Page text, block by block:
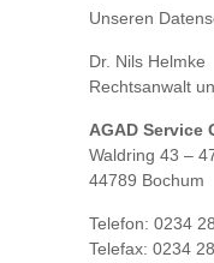
Unseren
Dr. Nils Helmke
Rechtsanwalt
AGAD Service
Waldring 43 –
44789 Bochum
Telefon: 0234
Telefax: 0234